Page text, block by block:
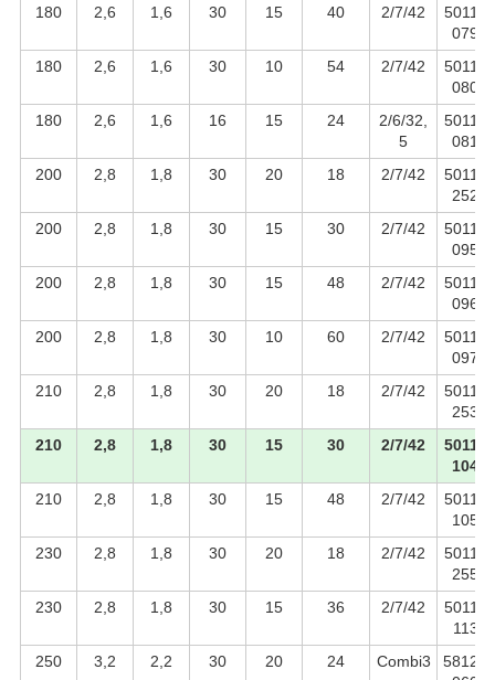
180 2,6 1,6 30 15 40 2/7/42
50110
079
180
2,6 1,6 30 10 54 2/7/42
50110
080
180
2,6 1,6 16 15 24
2/6/32,
5
50110
081
200
2,8 1,8 30 20 18 2/7/42
50110
252
200
2,8 1,8 30 15 30 2/7/42
50110
095
200
2,8 1,8 30 15 48 2/7/42
50110
096
200
2,8 1,8 30 10 60 2/7/42
50110
097
210
2,8 1,8 30 20 18 2/7/42
50110
253
210
2,8 1,8 30 15 30 2/7/42
50110
104
210
2,8 1,8 30 15 48 2/7/42
50110
105
230
2,8 1,8 30 20 18 2/7/42
50110
255
230
2,8 1,8 30 15 36 2/7/42
50110
113
250
3,2 2,2 30 20 24 Combi3
58120